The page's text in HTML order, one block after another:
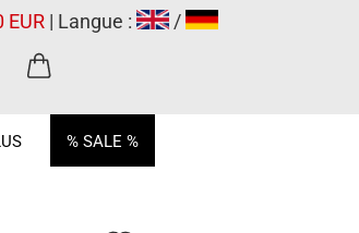
EUR | Langue : /
% SALE %